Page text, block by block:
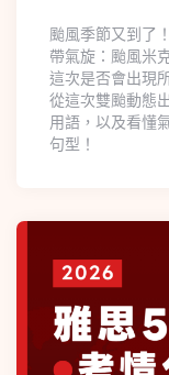
颱風季節又到了
帶氣旋：颱風米
這次是否會出現
從這次雙颱動態
用語，以及看懂
句型！